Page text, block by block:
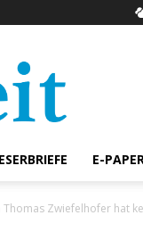
E-
Thomas Zwiefelhofer hat